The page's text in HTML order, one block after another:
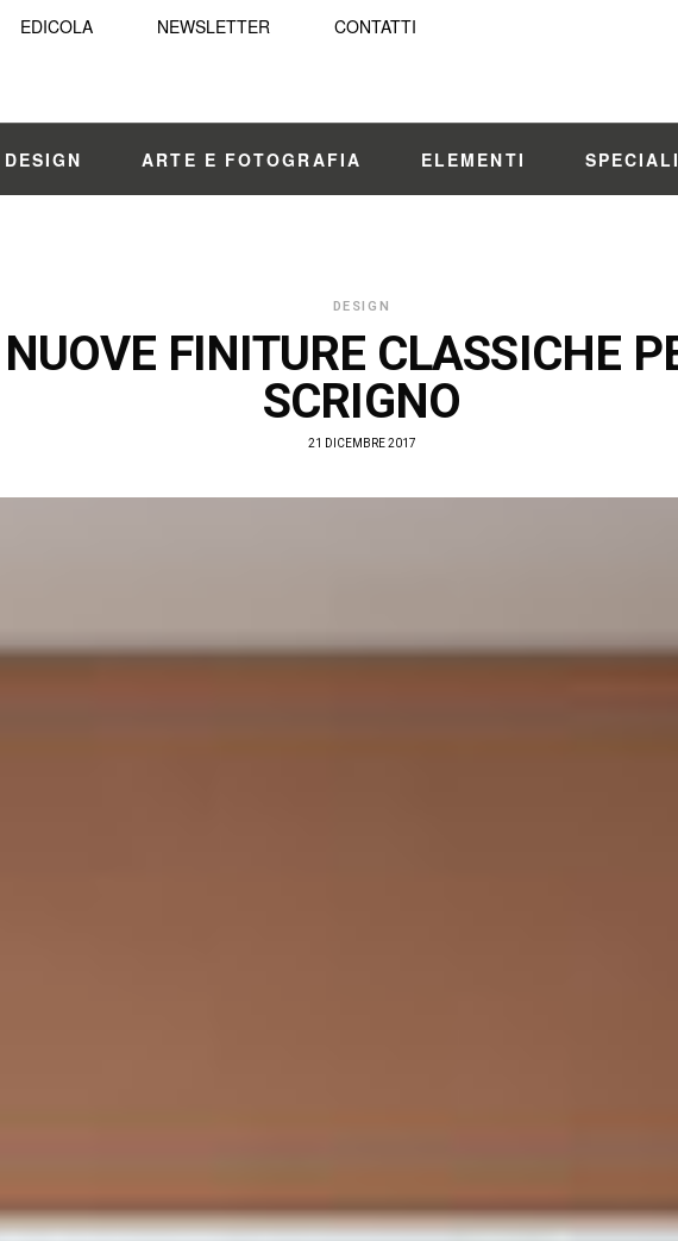
EDICOLA NEWSLETTER CONTATTI
DESIGN ARTE E FOTOGRAFIA ELEMENTI SPECIALI
DESIGN
NUOVE FINITURE CLASSICHE
SCRIGNO
21 DICEMBRE 2017